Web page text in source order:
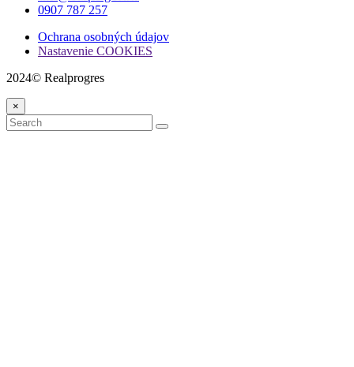
0907 787 257
Ochrana osobných údajov
Nastavenie COOKIES
2024© Realprogres
×